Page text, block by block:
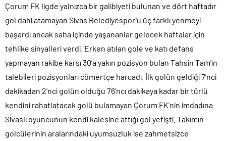
Çorum FK ligde yalnızca bir galibiyeti bulunan ve dört haftadır
gol dahi atamayan Sivas Belediyespor’u üç farklı yenmeyi
başardı ancak saha içinde yaşananlar gelecek haftalar için
tehlike sinyalleri verdi. Erken atılan gole ve katı defans
yapmayan rakibe karşı 30’a yakın pozisyon bulan Tahsin Tam’ın
talebileri pozisyonları cömertçe harcadı. İlk golün geldiği 7’nci
dakikadan 2’nci golün olduğu 76’ncı dakikaya kadar bir türlü
kendini rahatlatacak golü bulamayan Çorum FK’nin imdadına
Sivaslı oyuncunun kendi kalesine attığı gol yetişti. Takımın
golcülerinin aralarındaki uyumsuzluk ise zahmetsizce